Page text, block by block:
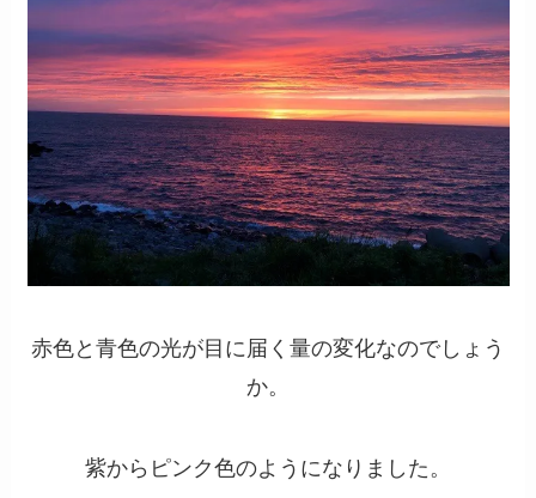
赤色と青色の光が目に届く量の変化なのでしょう
か。
紫からピンク色のようになりました。